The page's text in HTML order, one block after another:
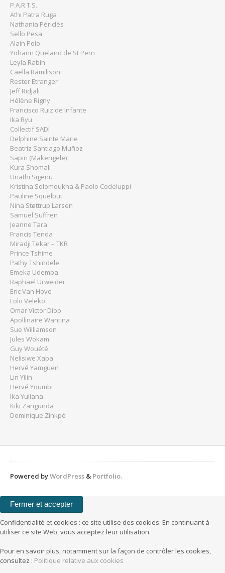
P.A.R.T.S.
Athi Patra Ruga
Nathania Périclès
Sello Pesa
Alain Polo
Yohann Quëland de St Pern
Leyla Rabih
Caella Ramilison
Rester Etranger
Jeff Ridjali
Hélène Rigny
Francisco Ruiz de Infante
Ika Ryu
Collectif SADI
Delphine Sainte Marie
Beatriz Santiago Muñoz
Sapin (Makengele)
Kura Shomali
Unathi Sigenu
Kristina Solomoukha & Paolo Codeluppi
Pauline Squelbut
Nina Støttrup Larsen
Samuel Suffren
Jeanne Tara
Francis Tenda
Miradji Tekar – TKR
Prince Tshime
Pathy Tshindele
Emeka Udemba
Raphael Urweider
Eric Van Hove
Lolo Veleko
Omar Victor Diop
Apollinaire Wantina
Sue Williamson
Jules Wokam
Guy Wouété
Nelisiwe Xaba
Hervé Yamguen
Lin Yilin
Hervé Youmbi
Ika Yuliana
Kiki Zangunda
Dominique Zinkpé
Powered byWordPress & Portfolio.
Confidentialité et cookies : ce site utilise des cookies. En continuant à
utiliser ce site Web, vous acceptez leur utilisation.
Pour en savoir plus, notamment sur la façon de contrôler les cookies,
consultez : Politique relative aux cookies